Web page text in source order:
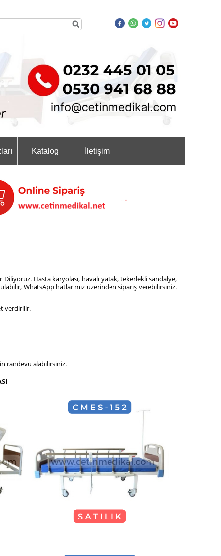
Katalog İletişim
Diliyoruz. Hasta karyolası, havalı yatak, tekerlekli sandalye,
WhatsApp hatlarımız üzerinden sipariş verebilirsiniz.
verdirilir.
randevu alabilirsiniz.